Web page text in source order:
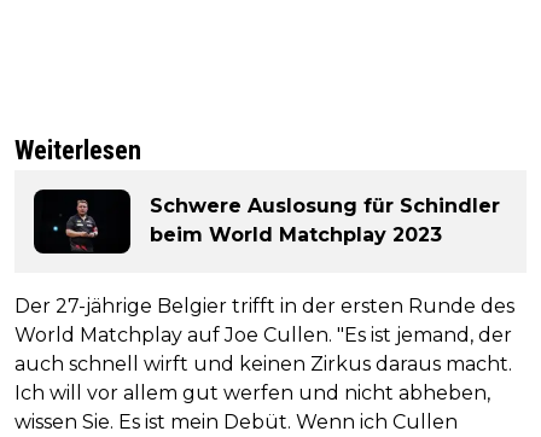
Weiterlesen
Schwere Auslosung für Schindler
beim World Matchplay 2023
Der 27-jährige Belgier trifft in der ersten Runde des
World Matchplay auf Joe Cullen. "Es ist jemand, der
auch schnell wirft und keinen Zirkus daraus macht.
Ich will vor allem gut werfen und nicht abheben,
wissen Sie. Es ist mein Debüt. Wenn ich Cullen